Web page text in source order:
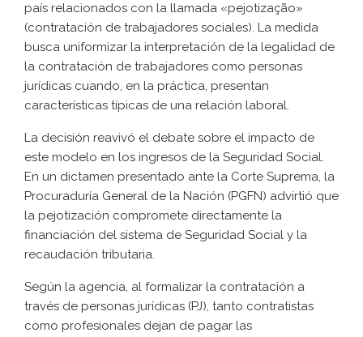
país relacionados con la llamada «pejotização»
(contratación de trabajadores sociales). La medida
busca uniformizar la interpretación de la legalidad de
la contratación de trabajadores como personas
jurídicas cuando, en la práctica, presentan
características típicas de una relación laboral.
La decisión reavivó el debate sobre el impacto de
este modelo en los ingresos de la Seguridad Social.
En un dictamen presentado ante la Corte Suprema, la
Procuraduría General de la Nación (PGFN) advirtió que
la pejotización compromete directamente la
financiación del sistema de Seguridad Social y la
recaudación tributaria.
Según la agencia, al formalizar la contratación a
través de personas jurídicas (PJ), tanto contratistas
como profesionales dejan de pagar las